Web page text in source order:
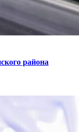
района